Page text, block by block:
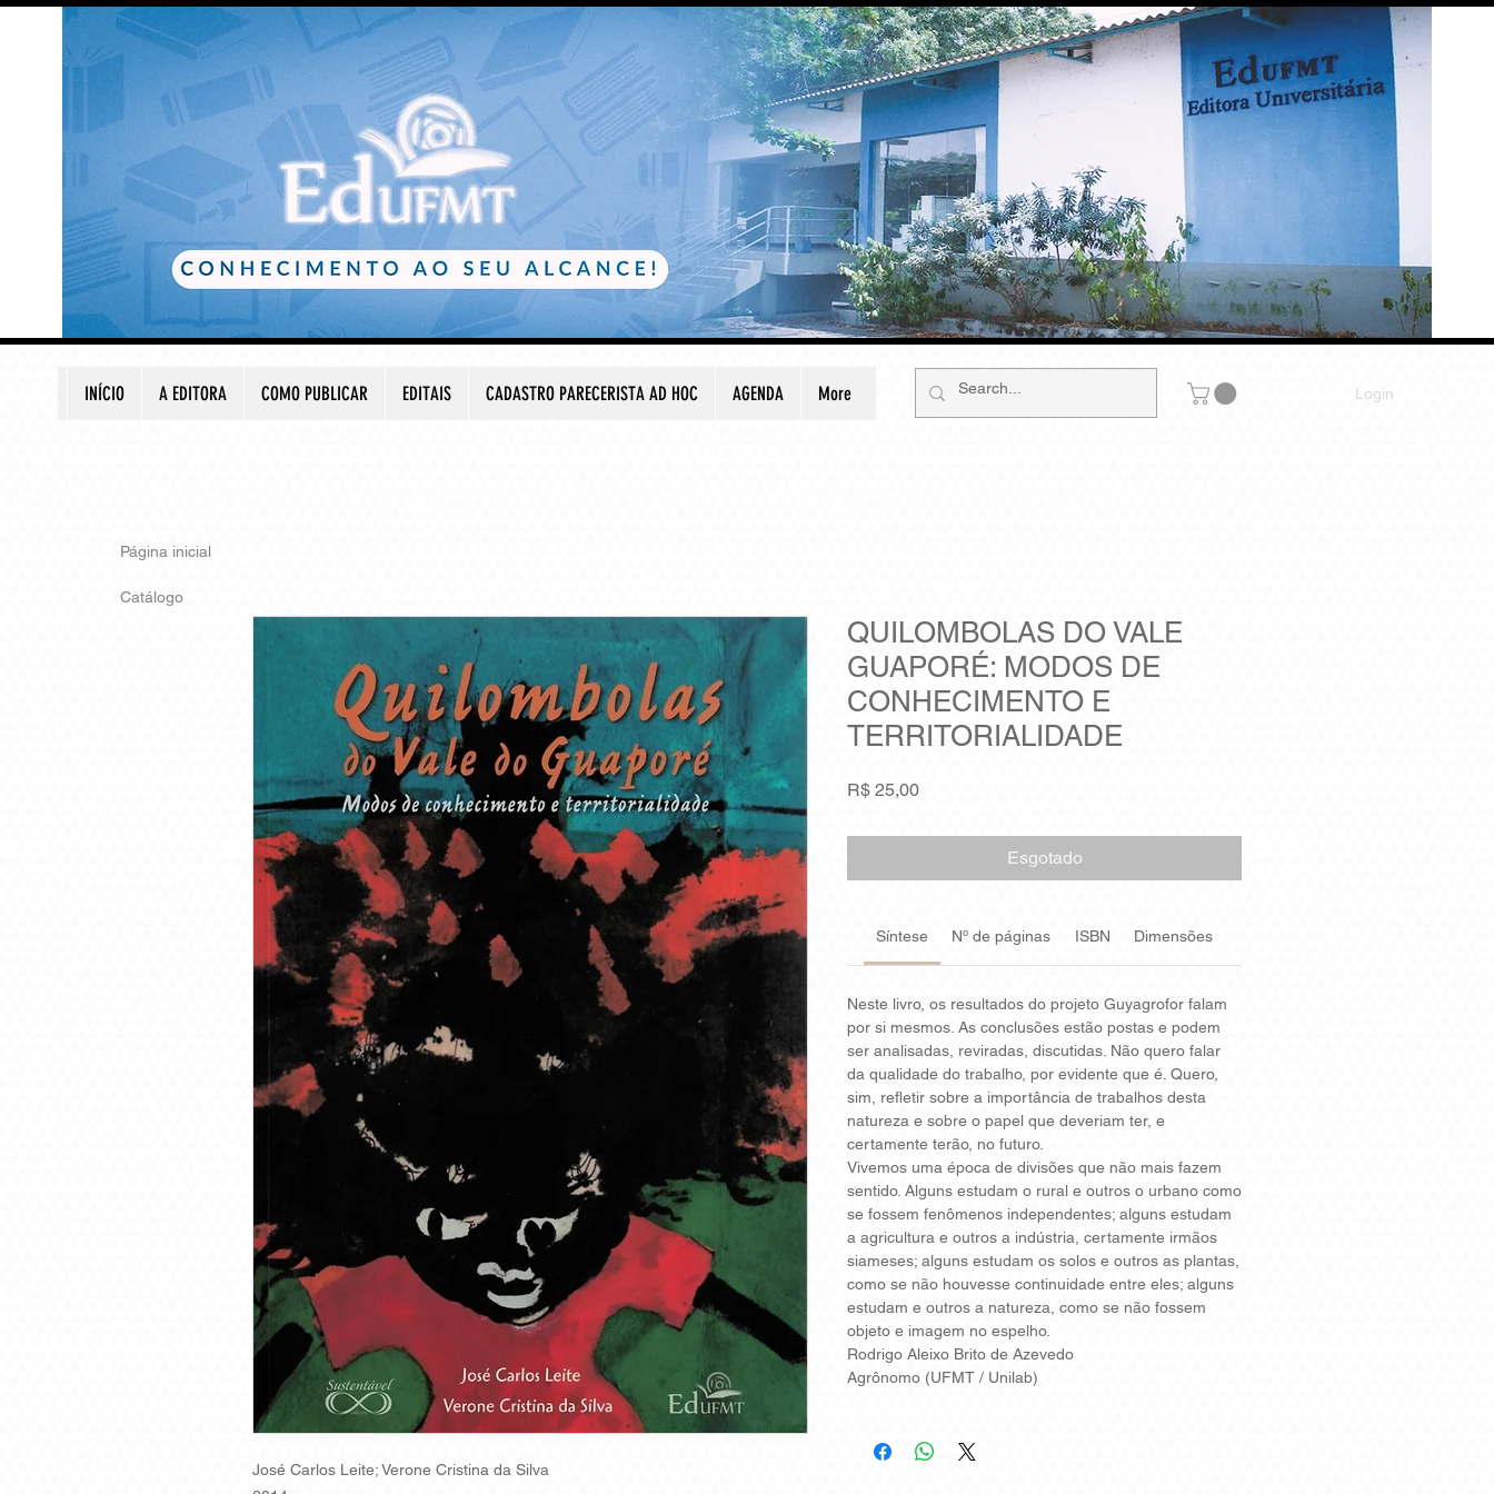
INÍCIO A EDITORA COMO PUBLICAR EDITAIS CADASTRO PARECERISTA AD HOC AGENDA More Login
Página inicial
Catálogo
José Carlos Leite; Verone Cristina da Silva
QUILOMBOLAS DO VALE
GUAPORÉ: MODOS DE
CONHECIMENTO E
TERRITORIALIDADE
R$ 25,00Preço
Esgotado
Síntese Nº de páginas ISBN Dimensões
Neste livro, os resultados do projeto Guyagrofor falam
por si mesmos. As conclusões estão postas e podem
ser analisadas, reviradas, discutidas. Não quero falar
da qualidade do trabalho, por evidente que é. Quero,
sim, refletir sobre a importância de trabalhos desta
natureza e sobre o papel que deveriam ter, e
certamente terão, no futuro.
Vivemos uma época de divisões que não mais fazem
sentido. Alguns estudam o rural e outros o urbano como
se fossem fenômenos independentes; alguns estudam
a agricultura e outros a indústria, certamente irmãos
siameses; alguns estudam os solos e outros as plantas,
como se não houvesse continuidade entre eles; alguns
estudam e outros a natureza, como se não fossem
objeto e imagem no espelho.
Rodrigo Aleixo Brito de Azevedo
Agrônomo (UFMT / Unilab)